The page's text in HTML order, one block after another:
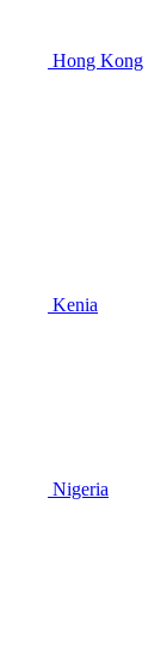
Hong Kong
Kenia
Nigeria